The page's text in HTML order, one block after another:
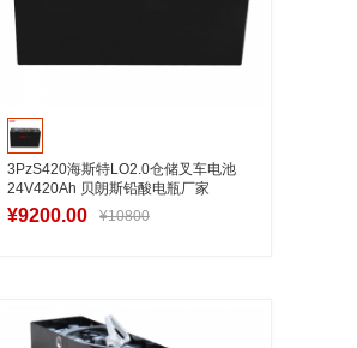
3PzS420海斯特LO2.0仓储叉车电池
24V420Ah 贝朗斯铅酸电瓶厂家
¥9200.00 ¥10800